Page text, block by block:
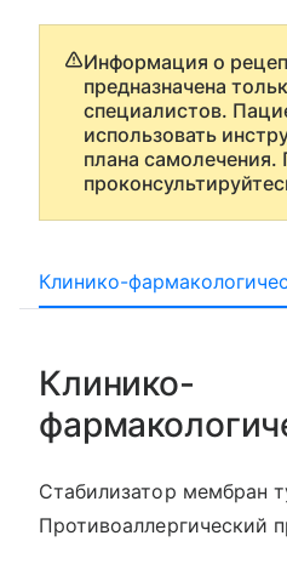
Информация о
предназначена
специалистов.
использовать
плана
Клинико-
Клинико-
Стабилизатор мембран
Противоаллергический